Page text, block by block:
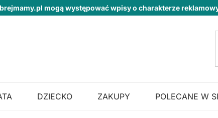
mogą występować wpisy o charakterze
DZIECKO ZAKUPY POLECANE W